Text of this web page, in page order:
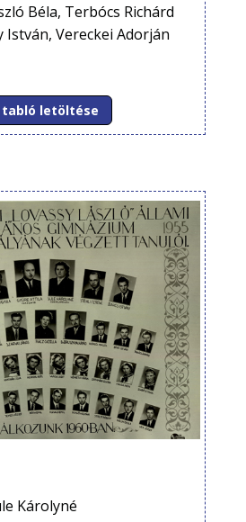
Béla, Terbócs Richárd
István, Vereckei Adorján
tabló letöltése
Károlyné